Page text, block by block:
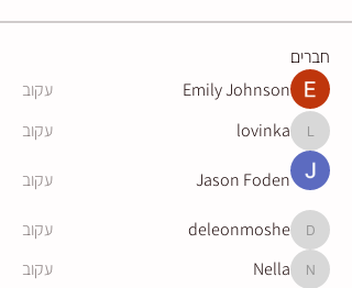
חברים
Emily Johnson
עקוב
lovinka
lovinka עקוב
Jason Foden עקוב
deleonmoshe
deleonmoshe עקוב
Nella
Nella
עקוב